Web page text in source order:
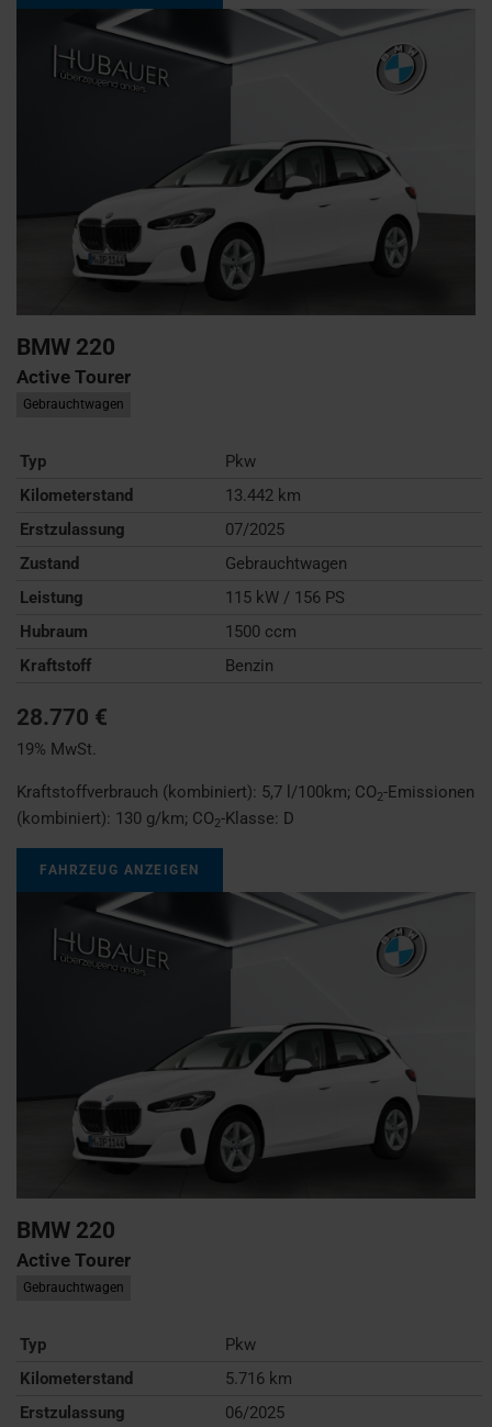
BMW 220
Active Tourer
Gebrauchtwagen
Typ
Pkw
Kilometerstand
13.442 km
Erstzulassung
07/2025
Zustand
Gebrauchtwagen
Leistung
115 kW / 156 PS
Hubraum
1500 ccm
Kraftstoff
Benzin
28.770 €
19% MwSt.
Kraftstoffverbrauch (kombiniert): 5,7 l/100km; CO2-Emissionen
(kombiniert): 130 g/km; CO2-Klasse: D
FAHRZEUG ANZEIGEN
BMW 220
Active Tourer
Gebrauchtwagen
Typ
Pkw
Kilometerstand
5.716 km
Erstzulassung
06/2025